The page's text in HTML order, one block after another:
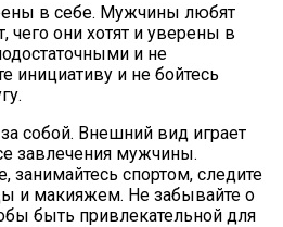
в себе. Мужчины любят
они хотят и уверены в
и не
инициативу и не бойтесь
собой. Внешний вид играет
завлечения мужчины.
занимайтесь спортом, следите
и макияжем. Не забывайте о
быть привлекательной для